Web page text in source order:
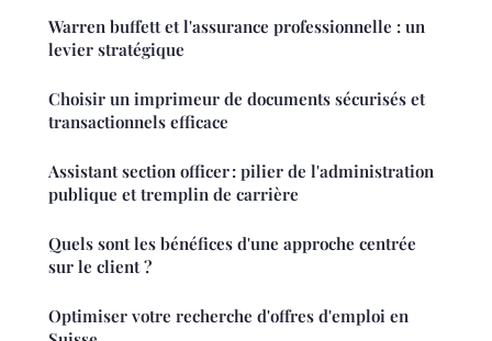
Warren buffett et l'assurance professionnelle : un
levier stratégique
Choisir un imprimeur de documents sécurisés et
transactionnels efficace
Assistant section officer : pilier de l'administration
publique et tremplin de carrière
Quels sont les bénéfices d'une approche centrée
sur le client ?
Optimiser votre recherche d'offres d'emploi en